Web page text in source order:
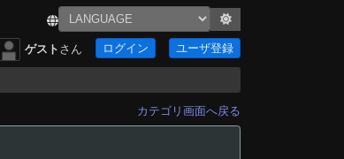
ゲスト さん ログイン ユーザ登録
カテゴリ画面へ戻る